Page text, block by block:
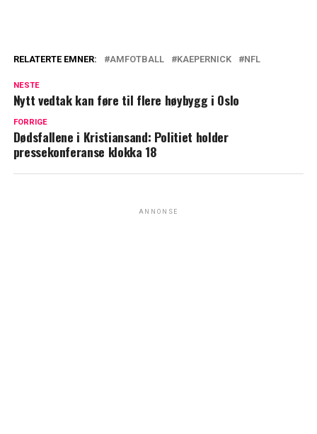
RELATERTE EMNER: AMFOTBALL KAEPERNICK NFL
NESTE
Nytt vedtak kan føre til flere høybygg i Oslo
FORRIGE
Dødsfallene i Kristiansand: Politiet holder
pressekonferanse klokka 18
ANNONSE